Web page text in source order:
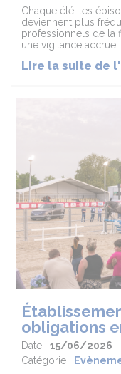
Chaque été, les
deviennent plus
professionnels de la
une vigilance accrue.
Lire la suite de
obligations
Date : 15/06/2026
Catégorie :